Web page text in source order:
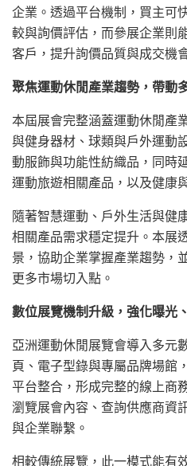
企業。透過平台機制，買主可
較與詢價評估，而參展企業則
客戶，提升詢價品質與成交機
聚焦運動休閒產業趨勢，帶動
本屆展會完整涵蓋運動休閒產
與健身器材、球類與戶外運動
動服飾與功能性紡織品，同時
運動旅遊相關產品，以及健康
隨著智慧運動、戶外生活與健
相關產品需求穩定提升。本展
景，協助企業掌握產業趨勢，
更多市場切入點。
數位展覽機制升級，強化曝光
亞洲運動休閒展覽會導入多元
頁、電子型錄與專屬品牌場館
平台整合，形成完整的線上商
瀏覽展會內容、查詢供應商資
與企業聯繫。
相較傳統展覽，此一模式能有